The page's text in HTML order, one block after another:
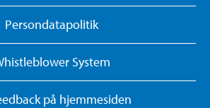
Persondatapolitik
System
på hjemmesiden